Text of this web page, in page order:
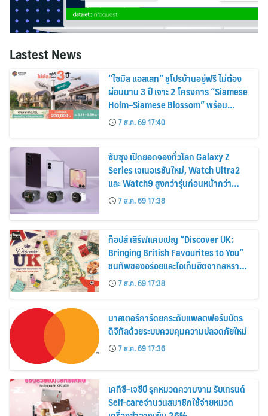
Lastest News
“ไซมิส แอสเสท” ชูโปรบ้านอยู่ฟรี ไม่ต้อง
ผ่อนนาน 3 ปี เจาะ 2 โครงการ “Siamese
Holm–Siamese Blossom” พร้อม
ส่วนลดและสิทธิพิเศษถึง 31 สิงหาคม
2569
7 ส.ค. 69 17:40
ซัมซุง เปิดยอดจองทั่วโลก Galaxy Z
Series เจเนอเรชันใหม่, Watch Ultra2
และ Watch9 สูงกว่ารุ่นก่อนหน้ากว่า
30%7 ส.ค. 69 17:38
ท็อปส์ เสิร์ฟแคมเปญ “Discover UK:
Bringing British Favourites to You”
ขนทัพของอร่อยและไอเท็มฮิตจากสหราช
อาณาจักร ส่งตรงถึงมือตั้งแต่วันนี้ – 18
สิงหาคมนี้
7 ส.ค. 69 17:38
มาสเตอร์การ์ดยกระดับแพลตฟอร์มบัตร
ดิจิทัลด้วยระบบควบคุมความปลอดภัยใหม่
7 ส.ค. 69 17:36
เคทีซี–เจซีบี รุกหมวดความงาม รับเทรนด์
Self-careจำนวนสมาชิกใช้จ่ายหมวด